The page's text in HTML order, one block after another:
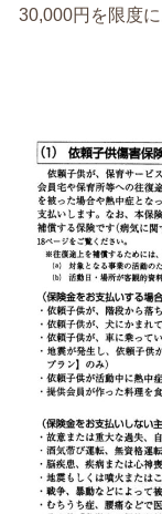
30,000円を限度